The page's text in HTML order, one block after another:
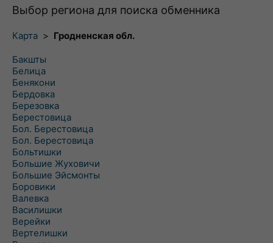
Выбор региона для поиска обменника
Карта > Гродненская обл.
Бакшты
Белица
Бенякони
Бердовка
Березовка
Берестовица
Бол. Берестовица
Бол. Берестовица
Больтишки
Большие Жуховичи
Большие Эйсмонты
Боровики
Валевка
Василишки
Верейки
Вертелишки